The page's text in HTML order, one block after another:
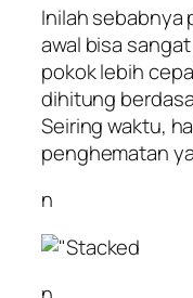
Inilah sebabnya
awal bisa
pokok lebih
dihitung
Seiring waktu,
penghematan
n